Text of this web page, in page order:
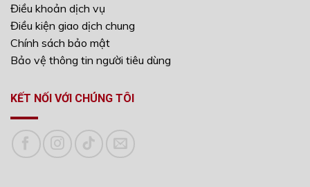
Điều khoản dịch vụ
Điều kiện giao dịch chung
Chính sách bảo mật
Bảo vệ thông tin người tiêu dùng
KẾT NỐI VỚI CHÚNG TÔI